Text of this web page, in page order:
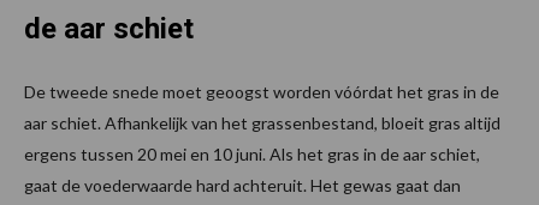
de aar schiet
De tweede snede moet geoogst worden vóórdat het gras in de
aar schiet. Afhankelijk van het grassenbestand, bloeit gras altijd
ergens tussen 20 mei en 10 juni. Als het gras in de aar schiet,
gaat de voederwaarde hard achteruit. Het gewas gaat dan